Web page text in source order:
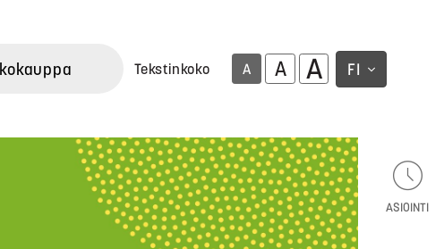
Tekstinkoko A A A FI
ASIOINTI